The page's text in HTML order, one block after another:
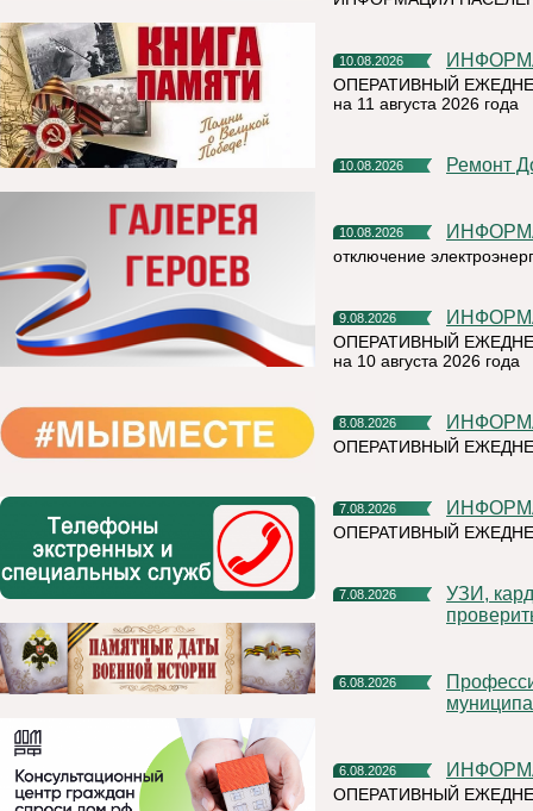
10.08.2026
ОПЕРАТИВНЫЙ
на 11 августа 2026 года
10.08.2026 Ремонт
10.08.2026
отключение
9.08.2026
ОПЕРАТИВНЫЙ
на 10 августа 2026 года
8.08.2026
ОПЕРАТИВНЫЙ
7.08.2026
ОПЕРАТИВНЫЙ
7.08.2026
УЗИ, кардиочек-ап и флюорограф: что можно успеть
6.08.2026
Профессиональное развитие в цифровом университете
6.08.2026
ОПЕРАТИВНЫЙ